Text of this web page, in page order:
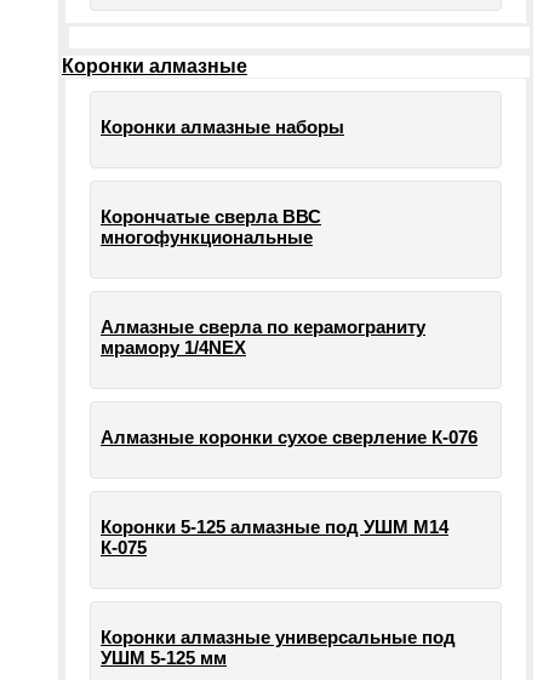
Коронки алмазные
Коронки алмазные наборы
Корончатые сверла ВВС
многофункциональные
Алмазные сверла по керамограниту
мрамору 1/4NEX
Алмазные коронки сухое сверление К-076
Коронки 5-125 алмазные под УШМ М14
К-075
Коронки алмазные универсальные под
УШМ 5-125 мм